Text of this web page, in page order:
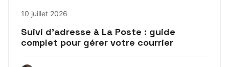
10 juillet 2026
Suivi d’adresse à La Poste : guide
complet pour gérer votre courrier